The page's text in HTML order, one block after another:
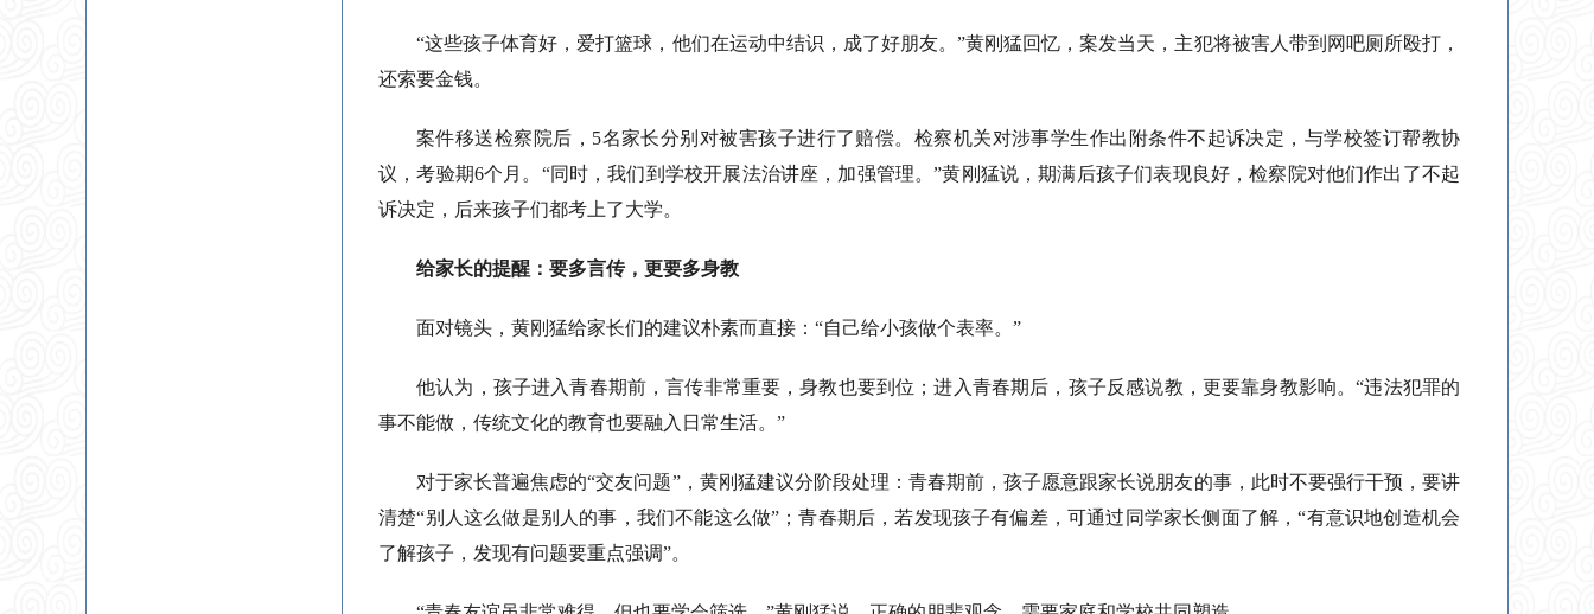
“这些孩子体育好，爱打篮球，他们在运动中结识，成了好朋友。”黄刚猛回忆，案发当天，主犯将被害人带到网吧厕所殴打，
还索要金钱。
案件移送检察院后，5名家长分别对被害孩子进行了赔偿。检察机关对涉事学生作出附条件不起诉决定，与学校签订帮教协
议，考验期6个月。“同时，我们到学校开展法治讲座，加强管理。”黄刚猛说，期满后孩子们表现良好，检察院对他们作出了不起
诉决定，后来孩子们都考上了大学。
给家长的提醒：要多言传，更要多身教
面对镜头，黄刚猛给家长们的建议朴素而直接：“自己给小孩做个表率。”
他认为，孩子进入青春期前，言传非常重要，身教也要到位；进入青春期后，孩子反感说教，更要靠身教影响。“违法犯罪的
事不能做，传统文化的教育也要融入日常生活。”
对于家长普遍焦虑的“交友问题”，黄刚猛建议分阶段处理：青春期前，孩子愿意跟家长说朋友的事，此时不要强行干预，要讲
清楚“别人这么做是别人的事，我们不能这么做”；青春期后，若发现孩子有偏差，可通过同学家长侧面了解，“有意识地创造机会
了解孩子，发现有问题要重点强调”。